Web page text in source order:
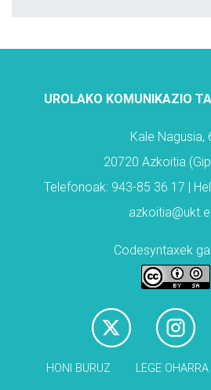
UROLAKO KOMUNIKAZIO
Kale Nagusia,
20720 Azkoitia
Telefonoak: 943-85 36 17 |
Codesyntaxek
HONI BURUZ LEGE OHARRA